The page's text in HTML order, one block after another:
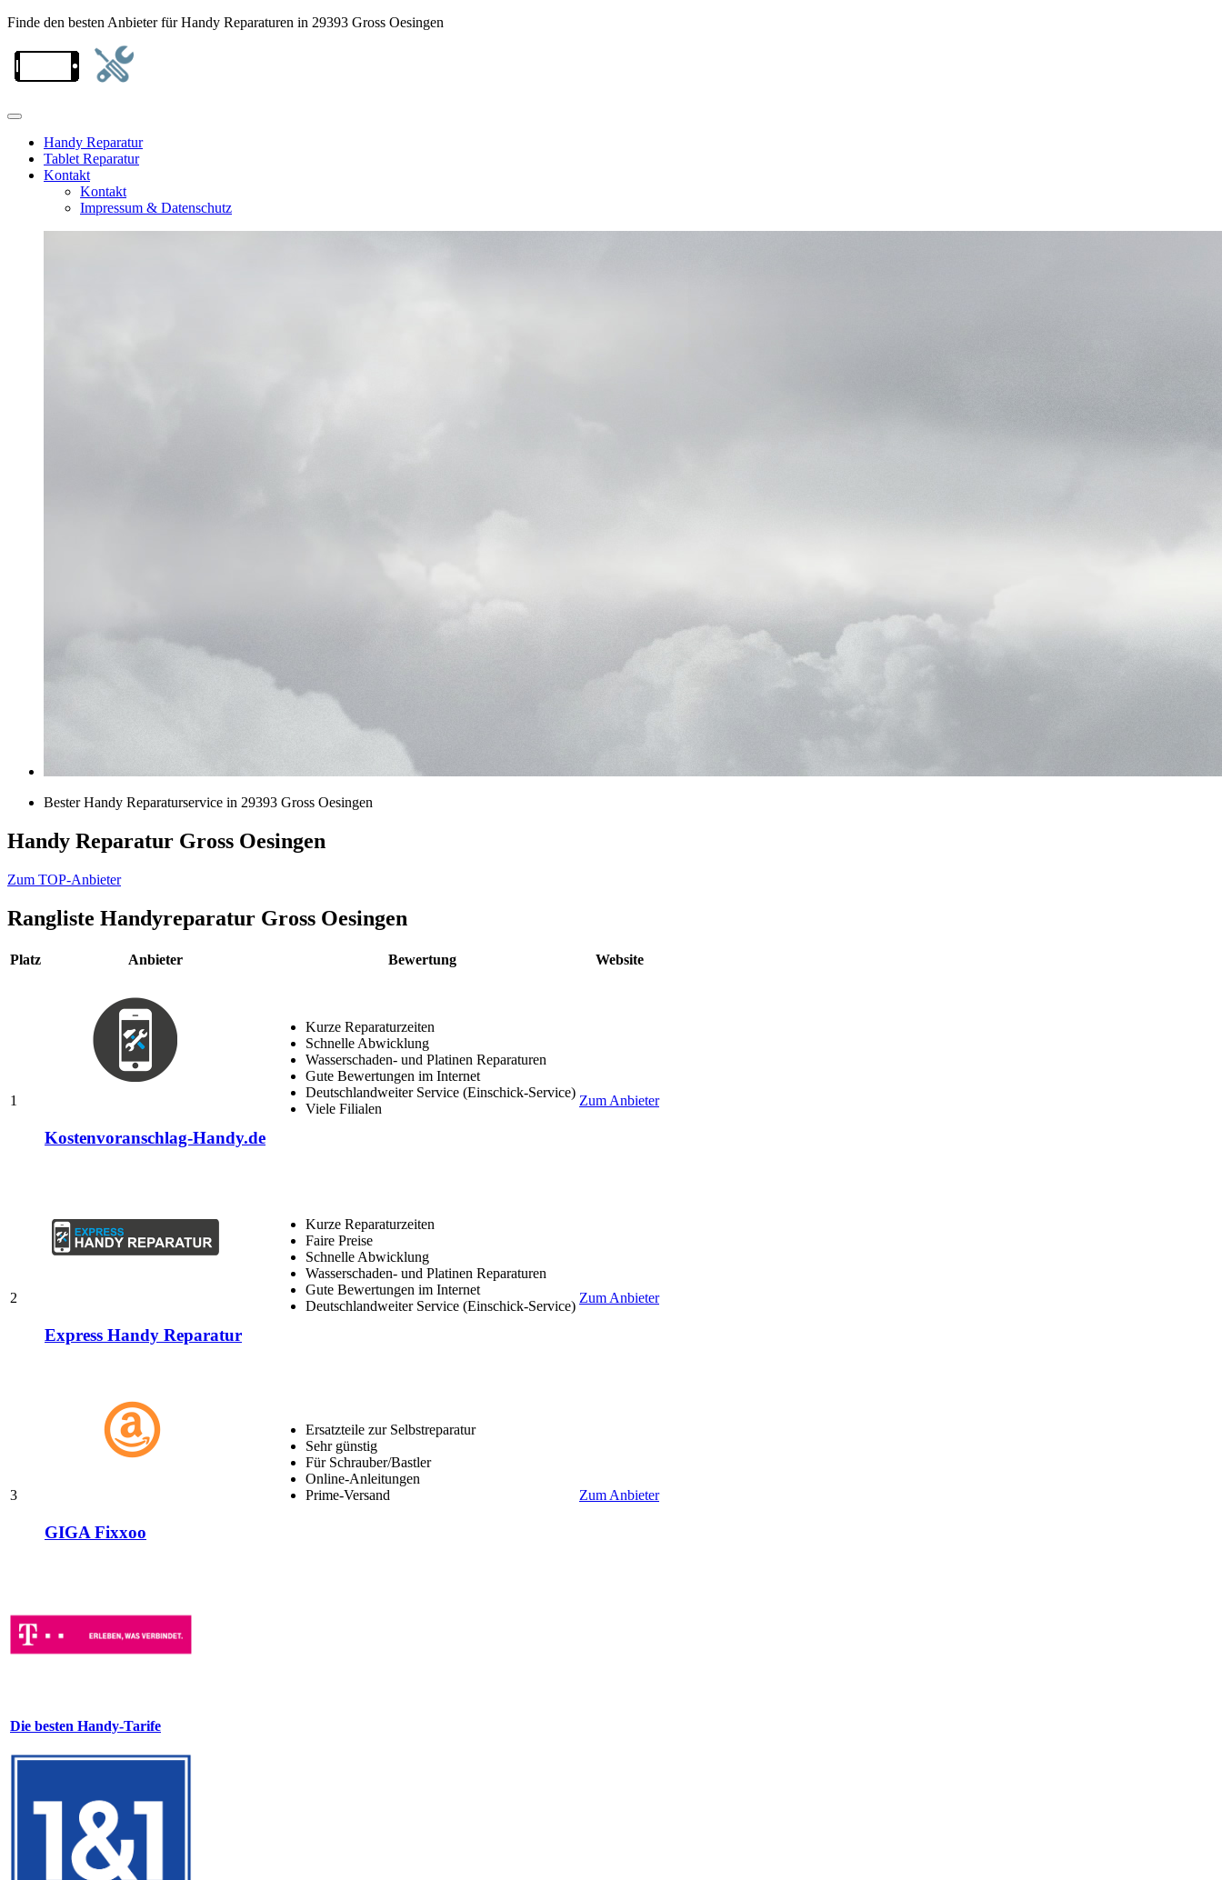
Finde den besten Anbieter für Handy Reparaturen in 29393 Gross Oesingen
Handy Reparatur
Tablet Reparatur
Kontakt
Kontakt
Impressum & Datenschutz
Bester Handy Reparaturservice in 29393 Gross Oesingen
Handy Reparatur Gross Oesingen
Zum TOP-Anbieter
Rangliste Handyreparatur Gross Oesingen
Platz Anbieter Bewertung Website
1
Kostenvoranschlag-Handy.de
Kurze Reparaturzeiten
Schnelle Abwicklung
Wasserschaden- und Platinen Reparaturen
Gute Bewertungen im Internet
Deutschlandweiter Service (Einschick-Service)
Viele Filialen
Zum Anbieter
2
Express Handy Reparatur
Kurze Reparaturzeiten
Faire Preise
Schnelle Abwicklung
Wasserschaden- und Platinen Reparaturen
Gute Bewertungen im Internet
Deutschlandweiter Service (Einschick-Service)
Zum Anbieter
3
GIGA Fixxoo
Ersatzteile zur Selbstreparatur
Sehr günstig
Für Schrauber/Bastler
Online-Anleitungen
Prime-Versand
Zum Anbieter
Die besten Handy-Tarife